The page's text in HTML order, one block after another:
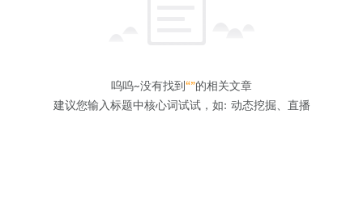
呜呜~没有找到 “”的相关文章
建议您输入标题中核心词试试，如: 动态挖掘、直播